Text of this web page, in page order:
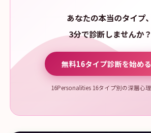
あなたの本当のタイプ、
3分で診断しませんか？
無料16タイプ診断を始める
16Personalities 16タイプ別の深層心